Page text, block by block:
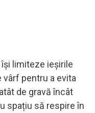
limiteze ieșirile
pentru a evita
de gravă încât
spațiu să respire în